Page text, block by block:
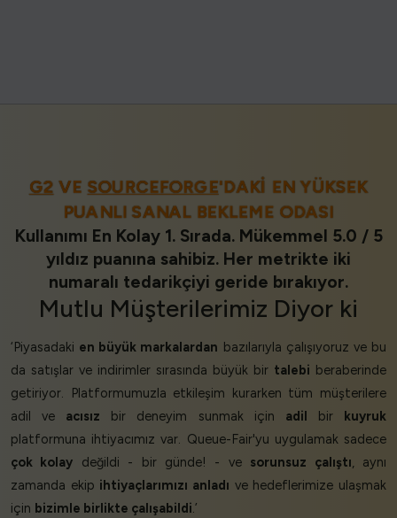
G2VE SOURCEFORGE'DAKI EN YÜKSEK
PUANLI SANAL BEKLEME ODASI
Kullanımı En Kolay 1. Sırada. Mükemmel 5.0 / 5
yıldız puanına sahibiz. Her metrikte iki
numaralı tedarikçiyi geride bırakıyor.
Mutlu Müşterilerimiz Diyor ki
‘Piyasadaki en büyük markalardan bazılarıyla çalışıyoruz ve bu
da satışlar ve indirimler sırasında büyük bir talebi beraberinde
getiriyor. Platformumuzla etkileşim kurarken tüm müşterilere
adil ve acısız bir deneyim sunmak için adil bir kuyruk
platformuna ihtiyacımız var. Queue-Fair'yu uygulamak sadece
çok kolay değildi - bir günde! - ve sorunsuz çalıştı, aynı
zamanda ekip ihtiyaçlarımızı anladı ve hedeflerimize ulaşmak
için bizimle birlikte çalışabildi.’